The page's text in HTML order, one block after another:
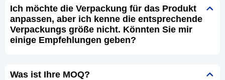
Ich möchte die Verpackung für das Produkt
anpassen, aber ich kenne die entsprechende
Verpackungs größe nicht. Könnten Sie mir
einige Empfehlungen geben?
Was ist Ihre MOQ?